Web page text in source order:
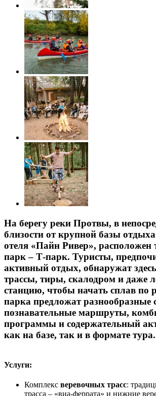
На берегу реки Протвы, в
близости от крупной базы
отеля «Пайн Ривер», расположен
парк – Т-парк. Туристы,
активный отдых, обнаружат
трассы, тиры, скалодром и даже
станцию, чтобы начать сплав по
парка предложат разнообразные
познавательные маршруты,
программы и содержательный
как на базе, так и в формате тура.
Услуги:
Комплекс веревочных трасс:
трасса – «виа-феррата» и нижние